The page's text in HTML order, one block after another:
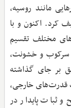
مانند روسیه،
کرد. اکنون و با
مختلف تقسیم
سرکوب و خشونت،
بر جای گذاشته
خارجی،
ثبات پایدار در